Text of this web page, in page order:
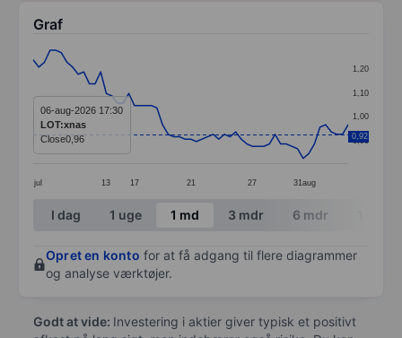
Graf
Line chart with 57 data points.
The chart has 1 X axis displaying categories.
The chart has 1 Y axis displaying values. Data ranges
jul 13 17 21 27 31 aug
0,90
1,00
1,10
1,20
0,92
06-aug-2026 17:30
LOT:xnas
Close0,96
End of interactive chart.
I dag 1 uge 1 md 3 mdr 6 mdr
Opret en konto for at få adgang til flere diagrammer
og analyse værktøjer.
Godt at vide: Investering i aktier giver typisk et positivt